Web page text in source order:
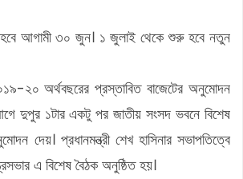
হবে আগামী ৩০ জুন। ১ জুলাই থেকে শুরু হবে নতুন
২০ অর্থবছরের প্রস্তাবিত বাজেটের অনুমোদন
দুপুর ১টার একটু পর জাতীয় সংসদ ভবনে বিশেষ
দেয়। প্রধানমন্ত্রী শেখ হাসিনার সভাপতিত্বে
এ বিশেষ বৈঠক অনুষ্ঠিত হয়।